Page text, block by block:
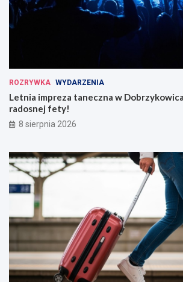
ROZRYWKA WYDARZENIA
Letnia impreza taneczna w
radosnej fety!
8 sierpnia 2026